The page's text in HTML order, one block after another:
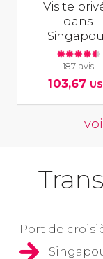
Visite
dans
187 avis
103,67
Port de